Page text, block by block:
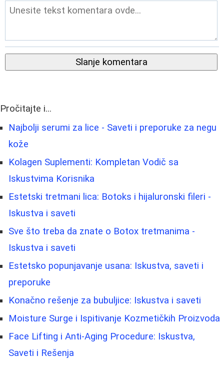
Slanje komentara
Pročitajte i...
Najbolji serumi za lice - Saveti i preporuke za negu
kože
Kolagen Suplementi: Kompletan Vodič sa
Iskustvima Korisnika
Estetski tretmani lica: Botoks i hijaluronski fileri -
Iskustva i saveti
Sve što treba da znate o Botox tretmanima -
Iskustva i saveti
Estetsko popunjavanje usana: Iskustva, saveti i
preporuke
Konačno rešenje za bubuljice: Iskustva i saveti
Moisture Surge i Ispitivanje Kozmetičkih Proizvoda
Face Lifting i Anti-Aging Procedure: Iskustva,
Saveti i Rešenja